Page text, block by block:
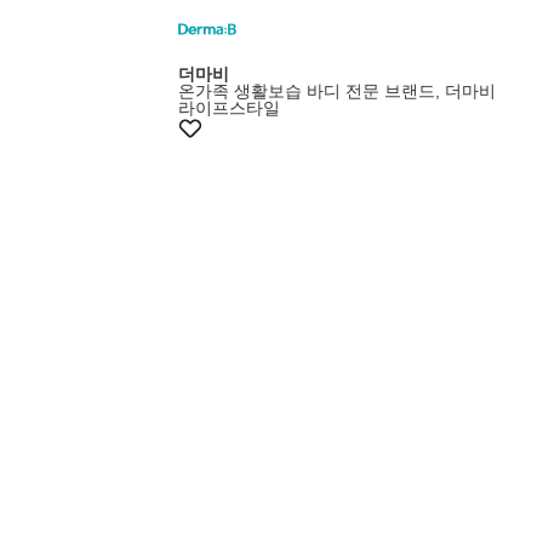
더마비
온가족 생활보습 바디 전문 브랜드, 더마비
라이프스타일